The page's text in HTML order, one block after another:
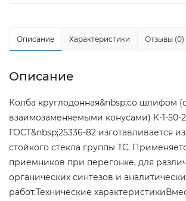
Описание Характеристики Отзывы (0)
Описание
Колба круглодонная&nbsp;со шлифом
взаимозаменяемыми конусами) К-1-50-
ГОСТ&nbsp;25336-82 изготавливается
стойкого стекла группы ТС.
приемников при перегонке, для
органических синтезов и
работ.Технические